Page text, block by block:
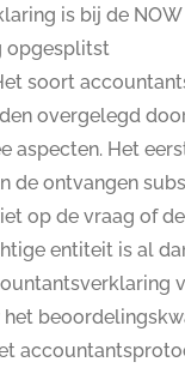
is bij de NOW
opgesplitst
soort
overgelegd
aspecten. Het
de ontvangen
op de vraag of
entiteit is al
het